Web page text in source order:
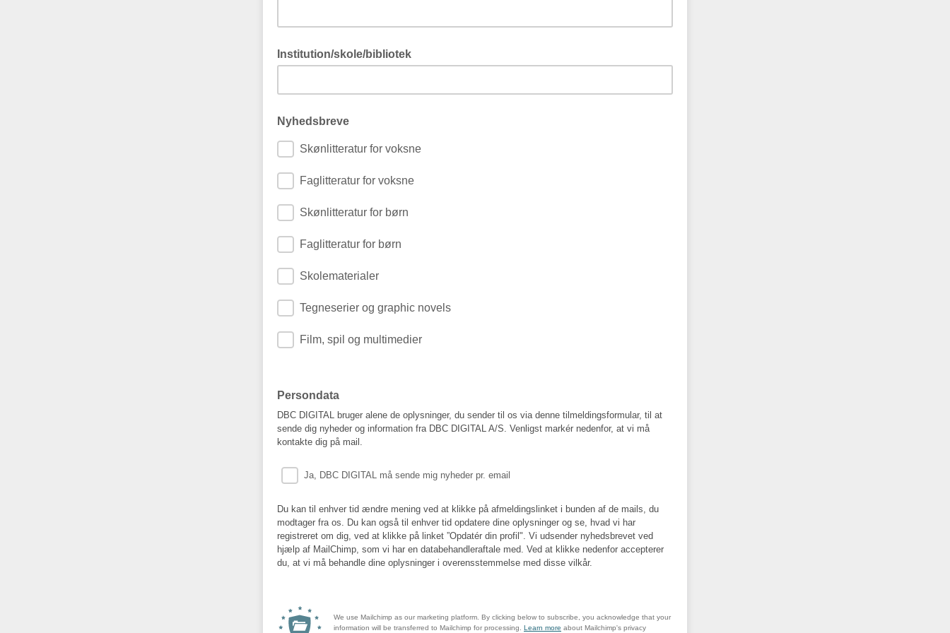
Institution/skole/bibliotek
Nyhedsbreve
Skønlitteratur for voksne
Faglitteratur for voksne
Skønlitteratur for børn
Faglitteratur for børn
Skolematerialer
Tegneserier og graphic novels
Film, spil og multimedier
Persondata
DBC DIGITAL bruger alene de oplysninger, du sender til os via denne tilmeldingsformular, til at
sende dig nyheder og information fra DBC DIGITAL A/S. Venligst markér nedenfor, at vi må
kontakte dig på mail.
Ja, DBC DIGITAL må sende mig nyheder pr. email
Du kan til enhver tid ændre mening ved at klikke på afmeldingslinket i bunden af de mails, du
modtager fra os. Du kan også til enhver tid opdatere dine oplysninger og se, hvad vi har
registreret om dig, ved at klikke på linket ”Opdatér din profil". Vi udsender nyhedsbrevet ved
hjælp af MailChimp, som vi har en databehandleraftale med. Ved at klikke nedenfor accepterer
du, at vi må behandle dine oplysninger i overensstemmelse med disse vilkår.
We use Mailchimp as our marketing platform. By clicking below to subscribe, you acknowledge that your
information will be transferred to Mailchimp for processing. Learn more about Mailchimp's privacy